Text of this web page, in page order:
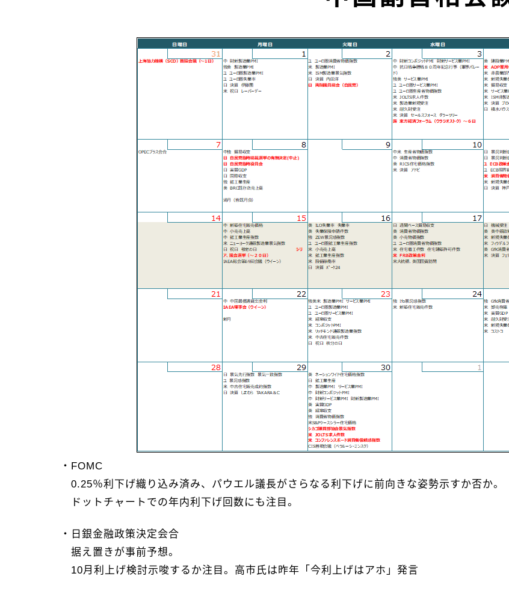
・FOMC
0.25％利下げ織り込み済み、パウエル議長がさらなる利下げに前向きな姿勢示すか否か。
ドットチャートでの年内利下げ回数にも注目。
・日銀金融政策決定会合
据え置きが事前予想。
10月利上げ検討示唆するか注目。高市氏は昨年「今利上げはアホ」発言